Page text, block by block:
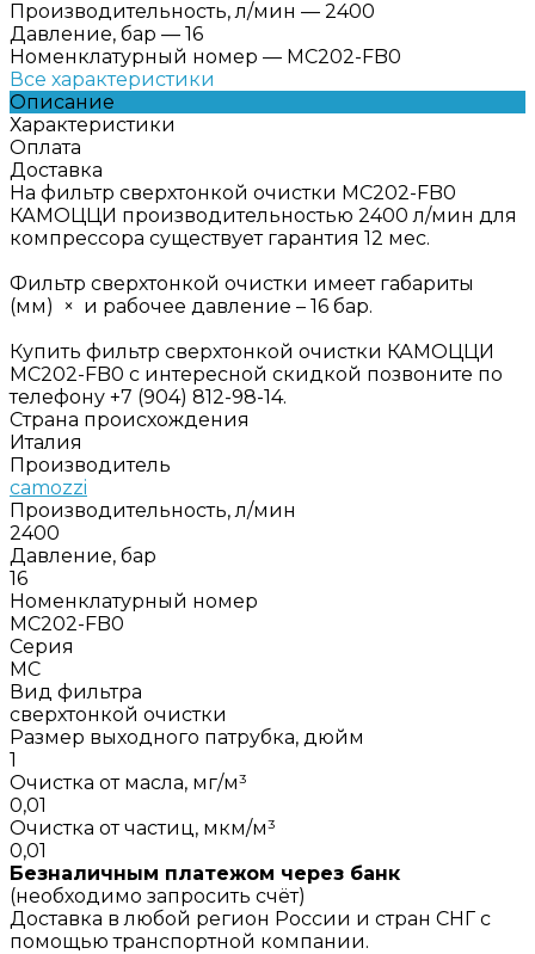
Производительность, л/мин — 2400
Давление, бар — 16
Номенклатурный номер — MC202-FB0
Все характеристики
Описание
Характеристики
Оплата
Доставка
На фильтр сверхтонкой очистки MC202-FB0
КАМОЦЦИ производительностью 2400 л/мин для
компрессора существует гарантия 12 мес.
Фильтр сверхтонкой очистки имеет габариты
(мм) × и рабочее давление – 16 бар.
Купить фильтр сверхтонкой очистки КАМОЦЦИ
MC202-FB0 с интересной скидкой позвоните по
телефону +7 (904) 812-98-14.
Страна происхождения
Италия
Производитель
camozzi
Производительность, л/мин
2400
Давление, бар
16
Номенклатурный номер
MC202-FB0
Серия
MC
Вид фильтра
сверхтонкой очистки
Размер выходного патрубка, дюйм
1
Очистка от масла, мг/м³
0,01
Очистка от частиц, мкм/м³
0,01
Безналичным платежом через банк
(необходимо запросить счёт)
Доставка в любой регион России и стран СНГ с
помощью транспортной компании.